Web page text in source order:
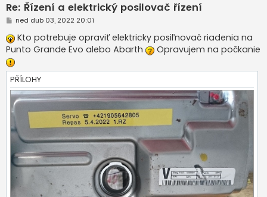
Re: Řízení a elektrický posilovač řízení
P
í
s
p
ě
v
e
k
ned dub 03, 2022 20:01
Kto potrebuje opraviť elektricky posiľnovač riadenia na
Punto Grande Evo alebo Abarth
Opravujem na počkanie
PŘÍLOHY